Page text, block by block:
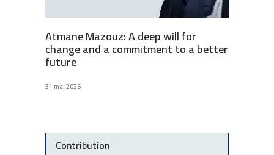
Atmane Mazouz: A deep will for
change and a commitment to a better
future
31 mai 2025
Contribution